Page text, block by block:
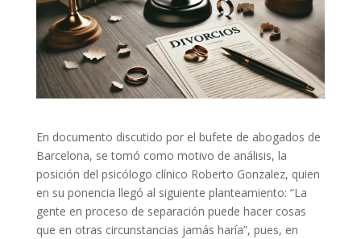
En documento discutido por el bufete de abogados de
Barcelona, se tomó como motivo de análisis, la
posición del psicólogo clínico Roberto Gonzalez, quien
en su ponencia llegó al siguiente planteamiento: “La
gente en proceso de separación puede hacer cosas
que en otras circunstancias jamás haría”, pues, en